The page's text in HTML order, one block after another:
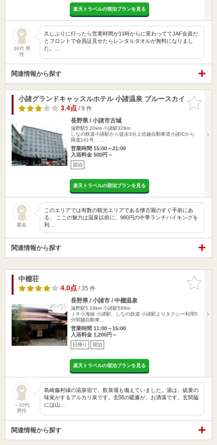
楽天トラベルの宿泊プランを見る
30代 男
性
久しぶりに行ったら営業時間が11時からに変わっててJAF会員だ
とフロントで会員証見せたらレンタルタオルが無料になりまし
た。…
関連情報から探す
お気に入
りに追加
小諸グランドキャッスルホテル 小諸温泉 ブルースカイ
3.4点/ 9 件
長野県 / 小諸市古城
滋野駅5.20km 小諸駅328m
しなの鉄道小諸駅から徒歩3分上信越自動車道小諸ICから
国道141号、…
営業時間 15:00～21:00
入浴料金 500円～
宿泊
楽天トラベルの宿泊プランを見る
匿名
このエリアでは有数の観光エリアである懐古園のすぐ手前にあ
る。 ここの魅力は温泉以前に、980円の中華ランチバイキングを
利…
関連情報から探す
お気に入
りに追加
中棚荘
4.0点/ 35 件
長野県 / 小諸市 / 中棚温泉
滋野駅5.26km 小諸駅588m
ＪＲ小海線 小諸駅、しなの鉄道 小諸駅よりタクシー利用5
分関越自動車…
営業時間 11:00～15:00
入浴料金 1,200円～
日帰り 宿泊
楽天トラベルの宿泊プランを見る
～10代
男性
島崎藤村縁の温泉宿で、飲泉場も備えていました。湯は、硫黄の
味覚がするアルカリ泉です。玄関の暖簾が、お洒落です。玄関脇
には山…
関連情報から探す